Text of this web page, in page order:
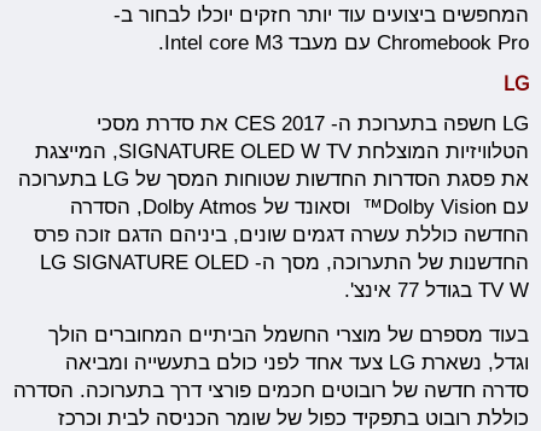
המחפשים ביצועים עוד יותר חזקים יוכלו לבחור ב-
Chromebook Pro עם מעבד Intel core M3.
LG
LG חשפה בתערוכת ה- CES 2017 את סדרת מסכי
הטלוויזיות המוצלחת SIGNATURE OLED W TV, המייצגת
את פסגת הסדרות החדשות שטוחות המסך של LG בתערוכה
עם Dolby Vision™ וסאונד של Dolby Atmos, הסדרה
החדשה כוללת עשרה דגמים שונים, ביניהם הדגם זוכה פרס
החדשנות של התערוכה, מסך ה- LG SIGNATURE OLED
TV W בגודל 77 אינצ'.
בעוד מספרם של מוצרי החשמל הביתיים המחוברים הולך
וגדל, נשארת LG צעד אחד לפני כולם בתעשייה ומביאה
סדרה חדשה של רובוטים חכמים פורצי דרך בתערוכה. הסדרה
כוללת רובוט בתפקיד כפול של שומר הכניסה לבית וכרכז